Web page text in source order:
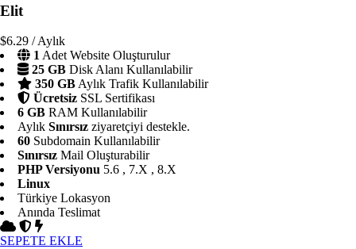
Elit
$6.29 / Aylık
1 Adet Website Oluşturulur
25 GB Disk Alanı Kullanılabilir
350 GB Aylık Trafik Kullanılabilir
Ücretsiz SSL Sertifikası
6 GB RAM Kullanılabilir
Aylık Sınırsız ziyaretçiyi destekle.
60 Subdomain Kullanılabilir
Sınırsız Mail Oluşturabilir
PHP Versiyonu 5.6 , 7.X , 8.X
Linux
Türkiye Lokasyon
Anında Teslimat
SEPETE EKLE